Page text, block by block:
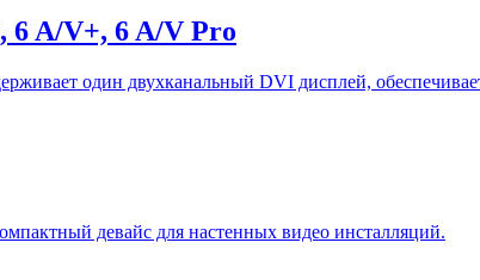
6 A/V+, 6 A/V Pro
один двухканальный DVI дисплей,
девайс для настенных видео инсталляций.